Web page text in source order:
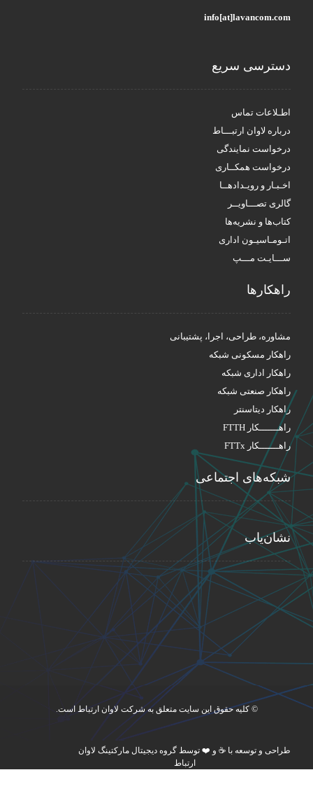
info[at]lavancom.com
دسترسی سریع
اطـلاعات تماس
درباره لاوان ارتبـــاط
درخواست نمایندگی
درخواست همکــاری
اخـبـار و رویـدادهــا
گالری تصـــاویــر
کتاب‌ها و نشریه‌ها
اتـومـاسیـون اداری
ســـایـت مـــپ
راهکار‌ها
مشاوره، طراحی، اجرا، پشتیبانی
راهکار مسکونی شبکه
راهکار اداری شبکه
راهکار صنعتی شبکه
راهکار دیتاسنتر
راهـــــــکار FTTH
راهـــــــکار FTTx
شبکه‌های اجتماعی
نشان‌یاب
© کلیه حقوق این سایت متعلق به شرکت لاوان ارتباط است.
طراحی و توسعه با ☕ و ❤️ توسط گروه دیجیتال مارکتینگ لاوان
ارتباط